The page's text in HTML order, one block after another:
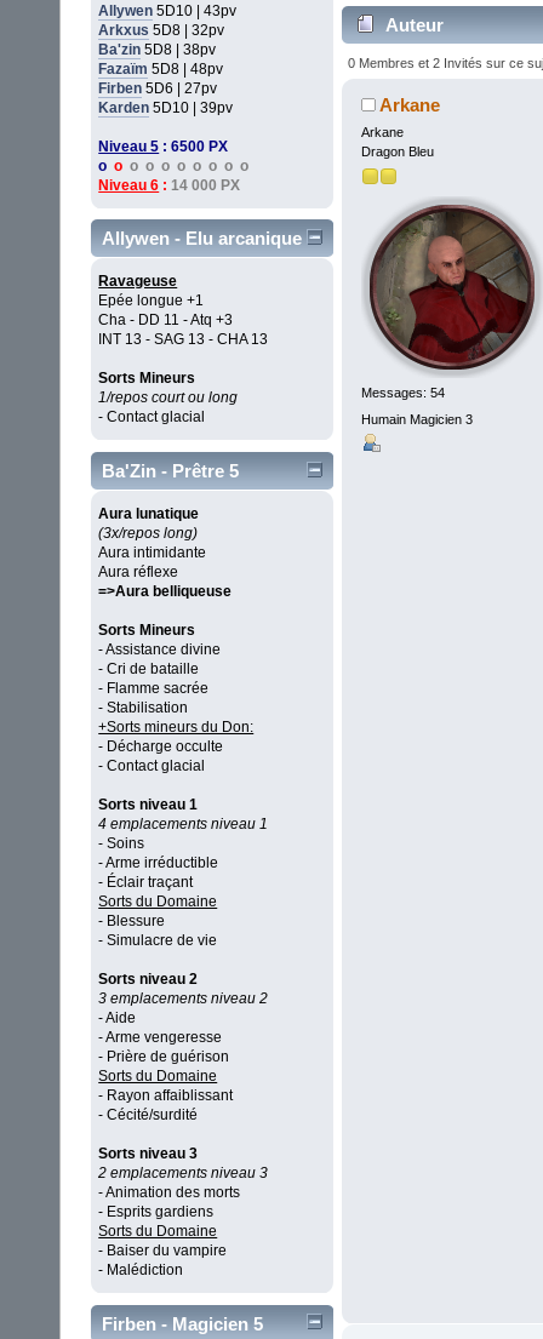
Allywen 5D10 | 43pv
Arkxus 5D8 | 32pv
Ba'zin 5D8 | 38pv
Fazaïm 5D8 | 48pv
Firben 5D6 | 27pv
Karden 5D10 | 39pv
Niveau 5 : 6500 PX
oo o o o o o o o o
Niveau 6 : 14 000 PX
Allywen - Elu arcanique
Ravageuse
Epée longue +1
Cha - DD 11 - Atq +3
INT 13 - SAG 13 - CHA 13
Sorts Mineurs
1/repos court ou long
- Contact glacial
Ba'Zin - Prêtre 5
Aura lunatique
(3x/repos long)
Aura intimidante
Aura réflexe
=>Aura belliqueuse
Sorts Mineurs
- Assistance divine
- Cri de bataille
- Flamme sacrée
- Stabilisation
+Sorts mineurs du Don:
- Décharge occulte
- Contact glacial
Sorts niveau 1
4 emplacements niveau 1
- Soins
- Arme irréductible
- Éclair traçant
Sorts du Domaine
- Blessure
- Simulacre de vie
Sorts niveau 2
3 emplacements niveau 2
- Aide
- Arme vengeresse
- Prière de guérison
Sorts du Domaine
- Rayon affaiblissant
- Cécité/surdité
Sorts niveau 3
2 emplacements niveau 3
- Animation des morts
- Esprits gardiens
Sorts du Domaine
- Baiser du vampire
- Malédiction
Firben - Magicien 5
Auteur
0 Membres et 2 Invités sur ce
Arkane
Arkane
Dragon Bleu
Messages: 54
Humain Magicien 3